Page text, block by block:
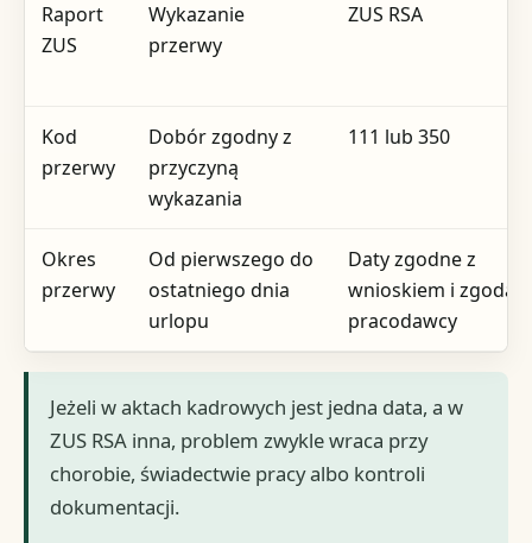
Raport
ZUS
Wykazanie
przerwy
ZUS RSA
Kod
przerwy
Dobór zgodny z
przyczyną
wykazania
111 lub 350
Okres
przerwy
Od pierwszego do
ostatniego dnia
urlopu
Daty zgodne z
wnioskiem i zgodą
pracodawcy
Jeżeli w aktach kadrowych jest jedna data, a w
ZUS RSA inna, problem zwykle wraca przy
chorobie, świadectwie pracy albo kontroli
dokumentacji.